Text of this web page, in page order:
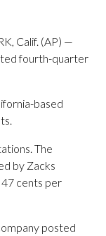
Calif. (AP) —
fourth-quarter
based
The
by Zacks
cents per
posted